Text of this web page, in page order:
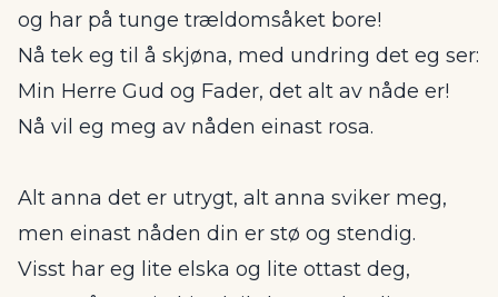
og har på tunge trældomsåket bore!
Nå tek eg til å skjøna, med undring det eg ser:
Min Herre Gud og Fader, det alt av nåde er!
Nå vil eg meg av nåden einast rosa.
Alt anna det er utrygt, alt anna sviker meg,
men einast nåden din er stø og stendig.
Visst har eg lite elska og lite ottast deg,